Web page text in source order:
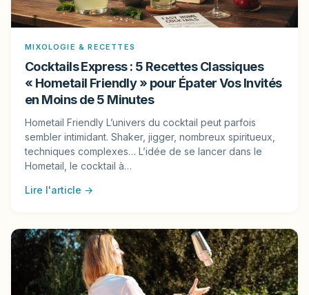
MIXOLOGIE & RECETTES
Cocktails Express : 5 Recettes Classiques
« Hometail Friendly » pour Épater Vos Invités
en Moins de 5 Minutes
Hometail Friendly L’univers du cocktail peut parfois
sembler intimidant. Shaker, jigger, nombreux spiritueux,
techniques complexes… L’idée de se lancer dans le
Hometail, le cocktail à…
Lire l'article →